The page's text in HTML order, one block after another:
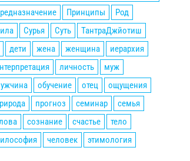
Принципы
Род
Сурья Суть
ТантраДжйотиш
дети жена женщина
иерархия
личность
муж
обучение отец
ощущения
прогноз семинар
семья
сознание счастье
тело
человек этимология